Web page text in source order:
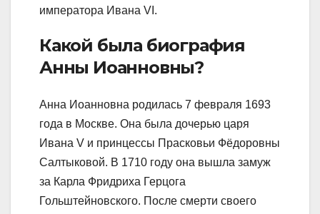
императора Ивана VI.
Какой была биография
Анны Иоанновны?
Анна Иоанновна родилась 7 февраля 1693
года в Москве. Она была дочерью царя
Ивана V и принцессы Прасковьи Фёдоровны
Салтыковой. В 1710 году она вышла замуж
за Карла Фридриха Герцога
Гольштейновского. После смерти своего